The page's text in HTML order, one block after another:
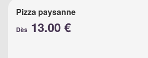
Pizza paysanne
Dès 13.00 €